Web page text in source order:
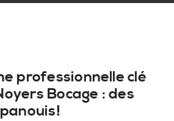
professionnelle clé
Bocage : des